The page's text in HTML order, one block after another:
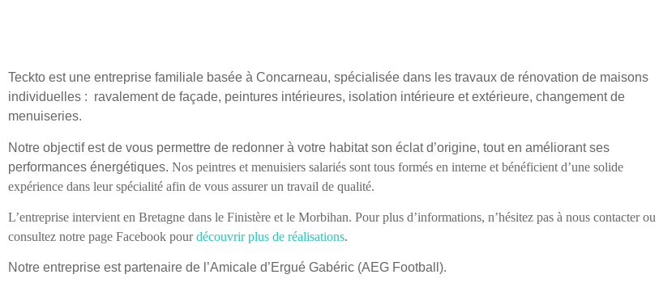
Teckto est une entreprise familiale basée à Concarneau, spécialisée dans les travaux de rénovation de maisons
individuelles : ravalement de façade, peintures intérieures, isolation intérieure et extérieure, changement de
menuiseries.
Notre objectif est de vous permettre de redonner à votre habitat son éclat d’origine, tout en améliorant ses
performances énergétiques. Nos peintres et menuisiers salariés sont tous formés en interne et bénéficient d’une solide
expérience dans leur spécialité afin de vous assurer un travail de qualité.
L’entreprise intervient en Bretagne dans le Finistère et le Morbihan. Pour plus d’informations, n’hésitez pas à nous contacter ou
consultez notre page Facebook pourdécouvrir plus de réalisations.
Notre entreprise est partenaire de l’Amicale d’Ergué Gabéric (AEG Football).